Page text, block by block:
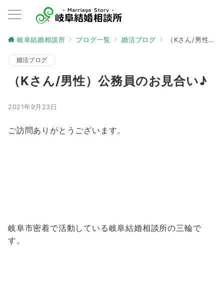
岐阜結婚相談所 ブログ一覧 婚活ブログ （Kさん/男性）公務員のお見合い♪
婚活ブログ
（Kさん/男性）公務員のお見合い♪
2021年9月23日
ご訪問ありがとうございます。
岐阜市密着で活動している岐阜結婚相談所の三輪で
す。